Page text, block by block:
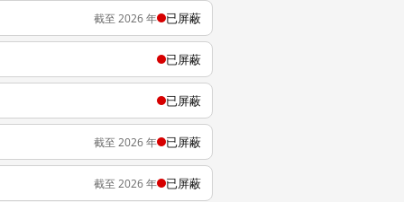
截至 2026 年 已屏蔽
已屏蔽
已屏蔽
截至 2026 年 已屏蔽
截至 2026 年 已屏蔽